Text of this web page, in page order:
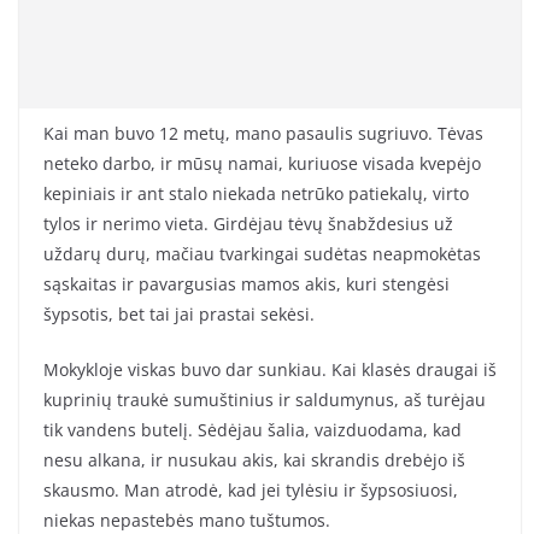
Kai man buvo 12 metų, mano pasaulis sugriuvo. Tėvas
neteko darbo, ir mūsų namai, kuriuose visada kvepėjo
kepiniais ir ant stalo niekada netrūko patiekalų, virto
tylos ir nerimo vieta. Girdėjau tėvų šnabždesius už
uždarų durų, mačiau tvarkingai sudėtas neapmokėtas
sąskaitas ir pavargusias mamos akis, kuri stengėsi
šypsotis, bet tai jai prastai sekėsi.
Mokykloje viskas buvo dar sunkiau. Kai klasės draugai iš
kuprinių traukė sumuštinius ir saldumynus, aš turėjau
tik vandens butelį. Sėdėjau šalia, vaizduodama, kad
nesu alkana, ir nusukau akis, kai skrandis drebėjo iš
skausmo. Man atrodė, kad jei tylėsiu ir šypsosiuosi,
niekas nepastebės mano tuštumos.